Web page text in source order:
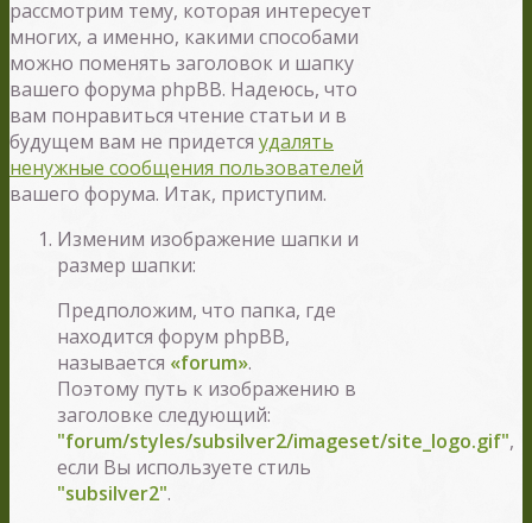
рассмотрим тему, которая интересует
многих, а именно, какими способами
можно поменять заголовок и шапку
вашего форума phpBB. Надеюсь, что
вам понравиться чтение статьи и в
будущем вам не придется удалять
ненужные сообщения пользователей
вашего форума. Итак, приступим.
Изменим изображение шапки и
размер шапки:
Предположим, что папка, где
находится форум phpBB,
называется «forum».
Поэтому путь к изображению в
заголовке следующий:
"forum/styles/subsilver2/imageset/site_logo.gif",
если Вы используете стиль
"subsilver2".